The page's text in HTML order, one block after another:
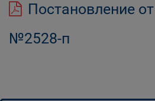
Постановление
№2528-п